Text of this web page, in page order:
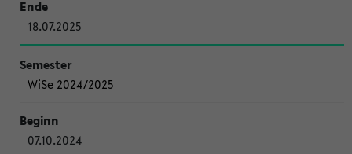
18.07.2025
WiSe 2024/2025
07.10.2024